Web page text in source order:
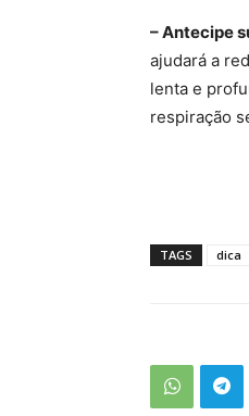
– Antecipe
ajudará a
lenta e
respiração
TAGS dica